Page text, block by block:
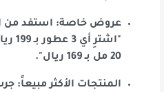
عروض خاصة: استفد من
20 مل بـ 169 ريال".
المنتجات الأكثر مبيعاً: